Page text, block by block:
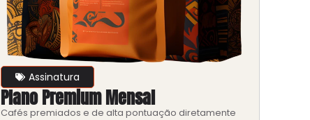
Assinatura
Plano Premium Mensal
Cafés premiados e de alta pontuação diretamente